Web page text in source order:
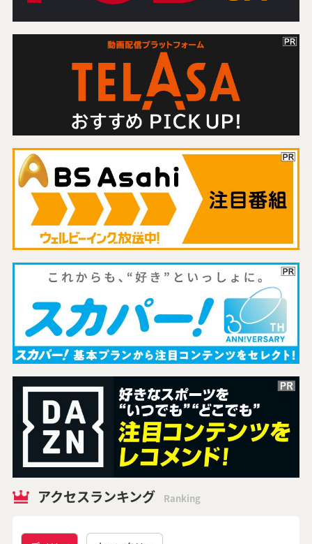
アクセスランキング Ranking